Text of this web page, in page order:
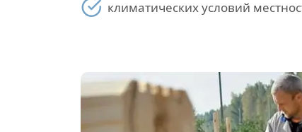
климатических условий